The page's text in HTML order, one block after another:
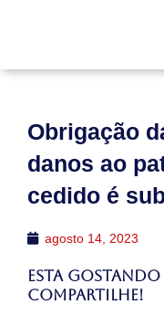
Obrigação
danos ao
cedido é
agosto 14, 2023
Esta
Compartilhe!